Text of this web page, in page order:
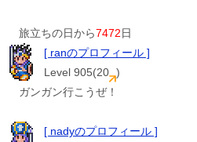
旅立ちの日から7472日
[ ranのプロフィール ]
Level 905(20 )
ガンガン行こうぜ！
[ nadyのプロフィール ]